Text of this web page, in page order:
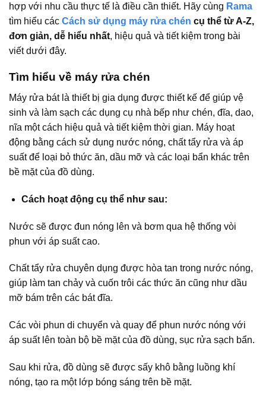
hợp với nhu cầu thực tế là điều cần thiết. Hãy cùng Rama
tìm hiểu các Cách sử dụng máy rửa chén cụ thể từ A-Z,
đơn giản, dễ hiểu nhất, hiệu quả và tiết kiệm trong bài
viết dưới đây.
Tìm hiểu về máy rửa chén
Máy rửa bát là thiết bị gia dụng được thiết kế để giúp vệ
sinh và làm sạch các dụng cụ nhà bếp như chén, đĩa, dao,
nĩa một cách hiệu quả và tiết kiệm thời gian. Máy hoạt
động bằng cách sử dụng nước nóng, chất tẩy rửa và áp
suất để loại bỏ thức ăn, dầu mỡ và các loại bẩn khác trên
bề mặt của đồ dùng.
Cách hoạt động cụ thể như sau:
Nước sẽ được đun nóng lên và bơm qua hệ thống vòi
phun với áp suất cao.
Chất tẩy rửa chuyên dụng được hòa tan trong nước nóng,
giúp làm tan chảy và cuốn trôi các thức ăn cũng như dầu
mỡ bám trên các bát đĩa.
Các vòi phun di chuyển và quay để phun nước nóng với
áp suất lên toàn bộ bề mặt của đồ dùng, sục rửa sạch bẩn.
Sau khi rửa, đồ dùng sẽ được sấy khô bằng luồng khí
nóng, tạo ra một lớp bóng sáng trên bề mặt.